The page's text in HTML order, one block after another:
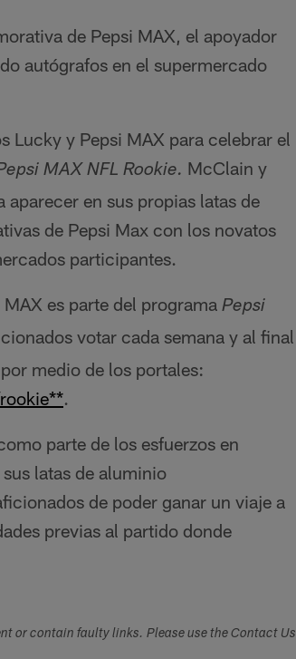
de Pepsi MAX, el apoyador
autógrafos en el supermercado
Lucky y Pepsi MAX para celebrar el
MAX NFL Rookie. McClain y
en sus propias latas de
de Pepsi Max con los novatos
participantes.
es parte del programa Pepsi
votar cada semana y al final
medio de los portales:
.
parte de los esfuerzos en
latas de aluminio
de poder ganar un viaje a
previas al partido donde
or contain faulty links. Please use the Contact Us